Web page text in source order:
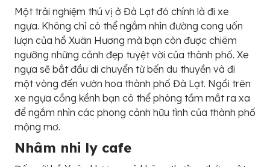
Một trải nghiệm thú vị ở Đà Lạt đó chính là đi xe
ngựa. Không chỉ có thể ngắm nhìn đường cong uốn
lượn của hồ Xuân Hương mà bạn còn được chiêm
ngưỡng những cảnh đẹp tuyệt vời của thành phố. Xe
ngựa sẽ bắt đầu di chuyển từ bến du thuyền và đi
một vòng đến vườn hoa thành phố Đà Lạt. Ngồi trên
xe ngựa cồng kềnh bạn có thể phóng tầm mắt ra xa
để ngắm nhìn các phong cảnh hữu tình của thành phố
mộng mơ.
Nhâm nhi ly cafe